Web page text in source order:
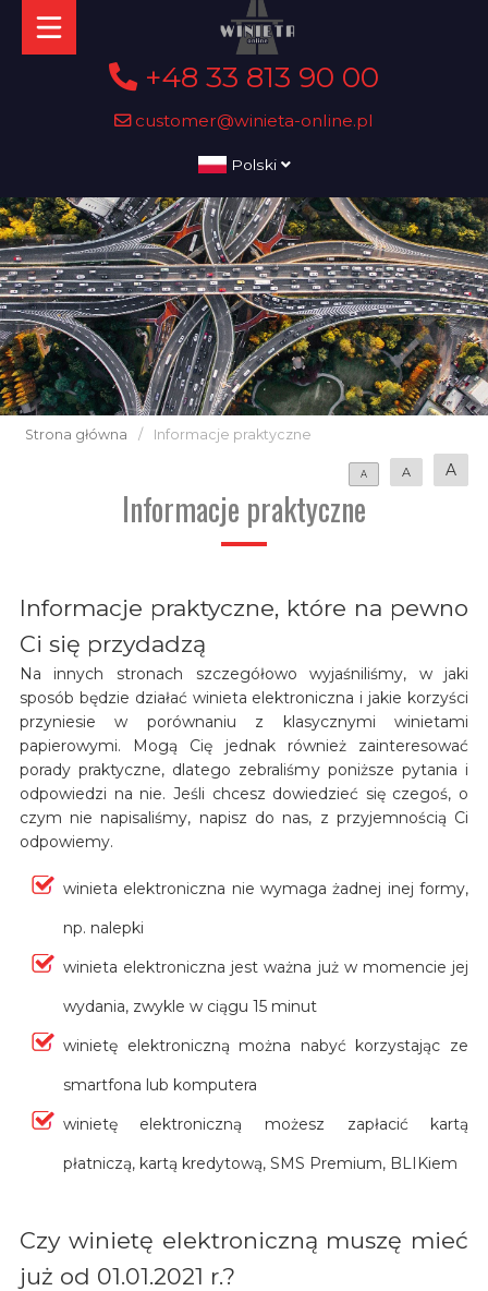
+48 33 813 90 00
customer@winieta-online.pl
Polski
Strona główna / Informacje praktyczne
A A A
Informacje praktyczne
Informacje praktyczne, które na pewno
Ci się przydadzą
Na innych stronach szczegółowo wyjaśniliśmy, w jaki
sposób będzie działać winieta elektroniczna i jakie korzyści
przyniesie w porównaniu z klasycznymi winietami
papierowymi. Mogą Cię jednak również zainteresować
porady praktyczne, dlatego zebraliśmy poniższe pytania i
odpowiedzi na nie. Jeśli chcesz dowiedzieć się czegoś, o
czym nie napisaliśmy, napisz do nas, z przyjemnością Ci
odpowiemy.
winieta elektroniczna nie wymaga żadnej inej formy,
np. nalepki
winieta elektroniczna jest ważna już w momencie jej
wydania, zwykle w ciągu 15 minut
winietę elektroniczną można nabyć korzystając ze
smartfona lub komputera
winietę elektroniczną możesz zapłacić kartą
płatniczą, kartą kredytową, SMS Premium, BLIKiem
Czy winietę elektroniczną muszę mieć
już od 01.01.2021 r.?